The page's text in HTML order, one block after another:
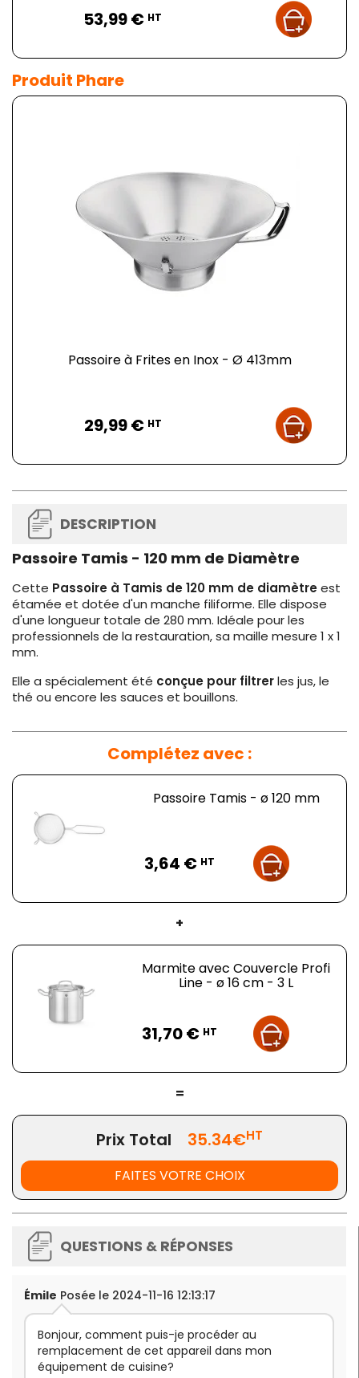
53,99 € HT
Produit Phare
Passoire à Frites en Inox - Ø 413mm
29,99 € HT
DESCRIPTION
Passoire Tamis - 120 mm de Diamètre
Cette Passoire à Tamis de 120 mm de diamètreest
étamée et dotée d'un manche filiforme. Elle dispose
d'une longueur totale de 280 mm. Idéale pour les
professionnels de la restauration, sa maille mesure 1 x 1
mm.
Elle a spécialement été conçue pour filtrerles jus, le
thé ou encore les sauces et bouillons.
Complétez avec :
Passoire Tamis - ø 120 mm
3,64 € HT
+
Marmite avec Couvercle Profi
Line - ø 16 cm - 3 L
31,70 € HT
=
Prix Total 35.34€HT
FAITES VOTRE CHOIX
QUESTIONS & RÉPONSES
Émile Posée le 2024-11-16 12:13:17
Bonjour, comment puis-je procéder au
remplacement de cet appareil dans mon
équipement de cuisine?